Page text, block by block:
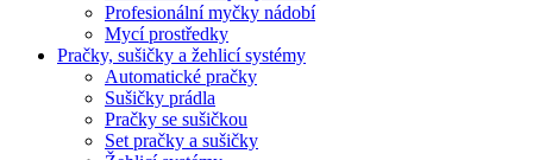
Profesionální myčky nádobí
Mycí prostředky
Pračky, sušičky a žehlicí systémy
Automatické pračky
Sušičky prádla
Pračky se sušičkou
Set pračky a sušičky